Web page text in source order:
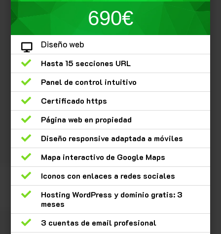
690€
 Diseño web

Hasta 15 secciones URL

Panel de control intuitivo

Certificado https

Página web en propiedad

Diseño responsive adaptada a móviles

Mapa interactivo de Google Maps

Iconos con enlaces a redes sociales

Hosting WordPress y dominio gratis: 3
meses

3 cuentas de email profesional